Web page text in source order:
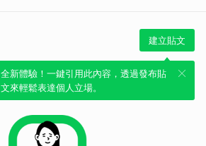
建立貼文
全新體驗！一鍵引用此內容，透過發布貼
文來輕鬆表達個人立場。